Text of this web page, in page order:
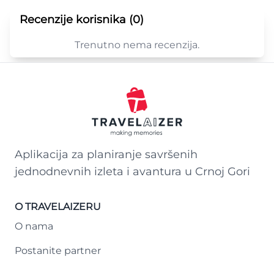
Recenzije korisnika (0)
Trenutno nema recenzija.
Aplikacija za planiranje savršenih
jednodnevnih izleta i avantura u Crnoj Gori
O TRAVELAIZERU
O nama
Postanite partner